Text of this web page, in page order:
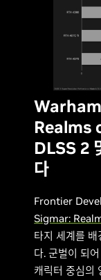
Realms
DLSS 2
다
Frontier
Sigmar:
타지 세계를
다. 군벌이 되
캐릭터 중심의